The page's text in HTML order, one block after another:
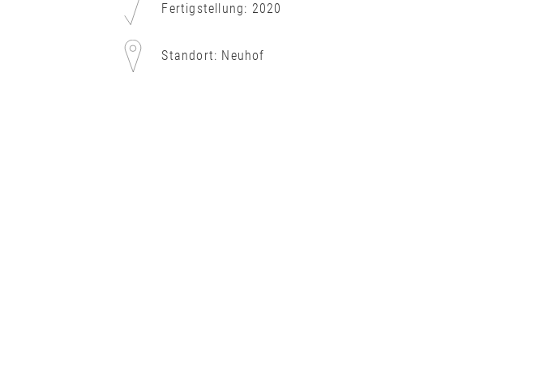
Fertigstellung: 2020
Standort: Neuhof